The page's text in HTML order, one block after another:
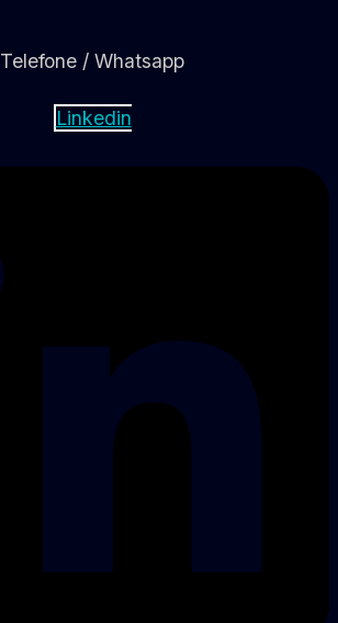
Telefone / Whatsapp
Linkedin